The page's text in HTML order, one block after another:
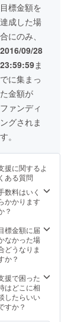
つく方対象]
入！撮影現場で
メンバーと記念
撮影付き [カメ
ラ、携帯電話等
の撮影機器はご
ださい。撮影場
所までの交通費
はご自身でご負
担ください。]
[10月3日(月)都
20:00開始のご
都合つく方対象]
■PV完成記念打
上げに参加 [飲
費、会場まで
交通費はご自
身でご負担くだ
い。][11月3日
祝)都内にて
催。ご都合つ
目標金額を
達成した場
合にのみ、
2016/09/28
23:59:59ま
でに集まっ
た金額が
ファンディ
ングされま
す。
援に関するよ
くある質問
数料はいく
かかります
？
標金額に届
なかった場
どうなりま
か？
援で困った
はどこに相
したらいい
すか？